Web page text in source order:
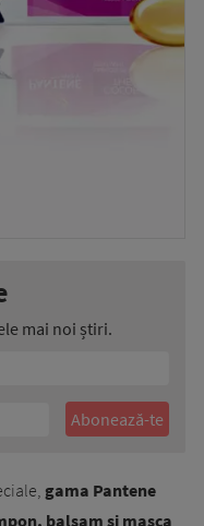
mai noi știri.
gama Pantene
balsam si masca